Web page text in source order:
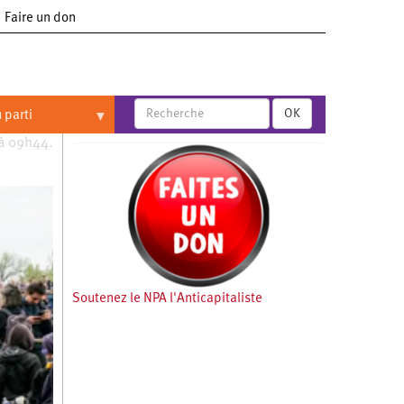
Faire un don
parti OK
09h44.
Soutenez le NPA l'Anticapitaliste